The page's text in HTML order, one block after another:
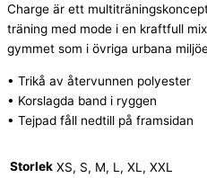
Charge är ett
träning med mode i en kraftfull
gymmet som i övriga urbana
• Trikå av återvunnen polyester
• Korslagda band i ryggen
• Tejpad fåll nedtill på framsidan
Storlek XS, S, M, L, XL, XXL